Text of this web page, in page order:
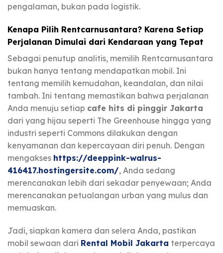
pengalaman, bukan pada logistik.
Kenapa Pilih Rentcarnusantara? Karena Setiap
Perjalanan Dimulai dari Kendaraan yang Tepat
Sebagai penutup analitis, memilih Rentcarnusantara
bukan hanya tentang mendapatkan mobil. Ini
tentang memilih kemudahan, keandalan, dan nilai
tambah. Ini tentang memastikan bahwa perjalanan
Anda menuju setiap cafe hits di pinggir Jakarta
dari yang hijau seperti The Greenhouse hingga yang
industri seperti Commons dilakukan dengan
kenyamanan dan kepercayaan diri penuh. Dengan
mengakses https://deeppink-walrus-
416417.hostingersite.com/, Anda sedang
merencanakan lebih dari sekadar penyewaan; Anda
merencanakan petualangan urban yang mulus dan
memuaskan.
Jadi, siapkan kamera dan selera Anda, pastikan
mobil sewaan dari Rental Mobil Jakarta terpercaya